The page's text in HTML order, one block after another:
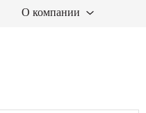
О компании